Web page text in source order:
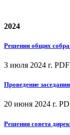
2024
Решения общих
3 июля 2024 г.
Проведение
20 июня 2024 г.
Решения совета